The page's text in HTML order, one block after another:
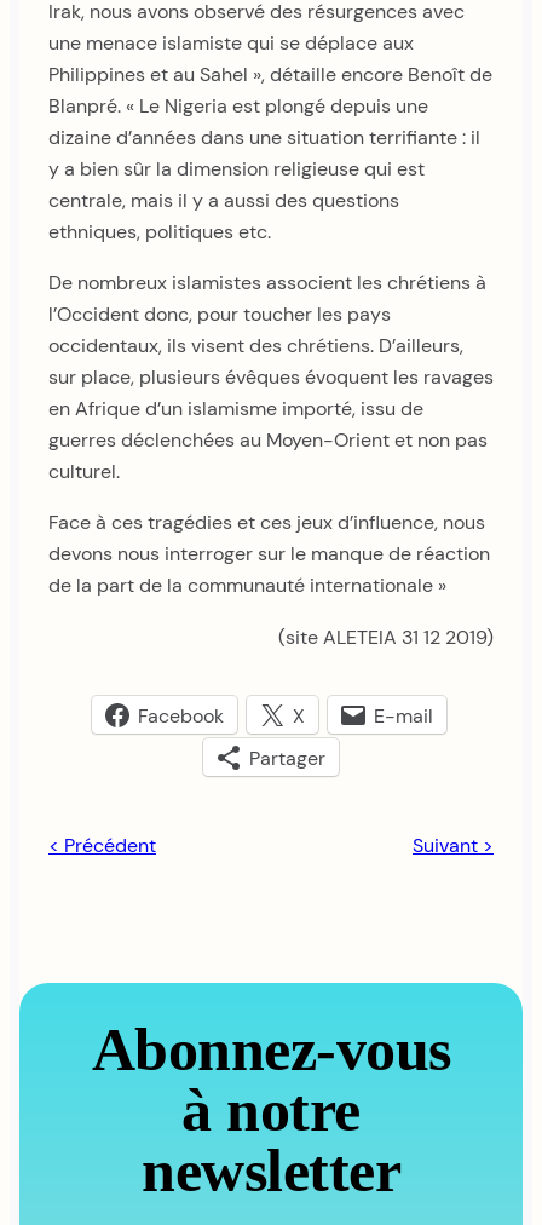
Irak, nous avons observé des résurgences avec
une menace islamiste qui se déplace aux
Philippines et au Sahel », détaille encore Benoît de
Blanpré. « Le Nigeria est plongé depuis une
dizaine d’années dans une situation terrifiante : il
y a bien sûr la dimension religieuse qui est
centrale, mais il y a aussi des questions
ethniques, politiques etc.
De nombreux islamistes associent les chrétiens à
l’Occident donc, pour toucher les pays
occidentaux, ils visent des chrétiens. D’ailleurs,
sur place, plusieurs évêques évoquent les ravages
en Afrique d’un islamisme importé, issu de
guerres déclenchées au Moyen-Orient et non pas
culturel.
Face à ces tragédies et ces jeux d’influence, nous
devons nous interroger sur le manque de réaction
de la part de la communauté internationale »
(site ALETEIA 31 12 2019)
Facebook X
E-mail
Partager
< Précédent Suivant >
Abonnez-vous
à notre
newsletter